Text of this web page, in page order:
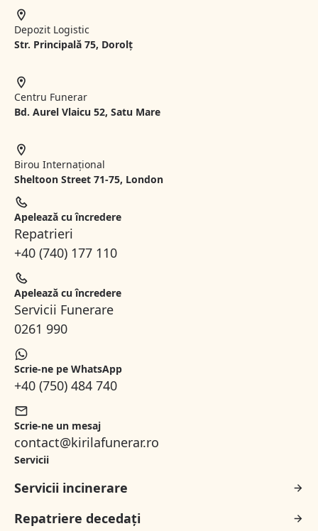
Depozit Logistic
Str. Principală 75, Dorolț
Centru Funerar
Bd. Aurel Vlaicu 52, Satu Mare
Birou Internațional
Sheltoon Street 71-75, London
Apelează cu încredere
Repatrieri
+40 (740) 177 110
Apelează cu încredere
Servicii Funerare
0261 990
Scrie-ne pe WhatsApp
+40 (750) 484 740
Scrie-ne un mesaj
contact@kirilafunerar.ro
Servicii
Servicii incinerare
Repatriere decedați